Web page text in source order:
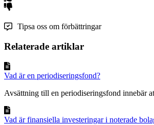
Tipsa oss om förbättringar
Relaterade artiklar
Vad är en periodiseringsfond?
Avsättning till en periodiseringsfond innebär
Vad är finansiella investeringar i noterade